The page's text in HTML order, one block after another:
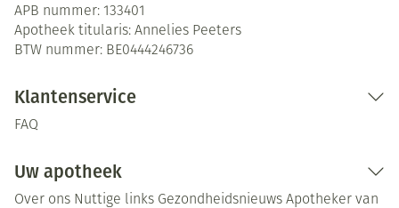
APB nummer: 133401
Apotheek titularis: Annelies Peeters
BTW nummer: BE0444246736
Klantenservice
FAQ
Uw apotheek
Over ons Nuttige links Gezondheidsnieuws Apotheker van